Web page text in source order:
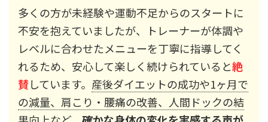
多くの方が未経験や運動不足からのスタートに
不安を抱えていましたが、トレーナーが体調や
レベルに合わせたメニューを丁寧に指導してく
れるため、安心して楽しく続けられていると絶
賛しています。 産後ダイエットの成功や1ヶ月で
の減量、肩こり・腰痛の改善、人間ドックの結